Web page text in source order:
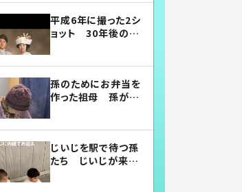
平成6年に撮った2シ
ョット 30年後の姿
孫のためにお弁当を
作った祖母 孫が絶
じいじを駅で待つ孫
たち じいじが来た